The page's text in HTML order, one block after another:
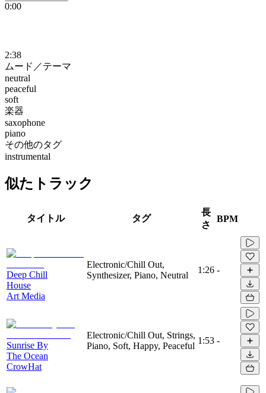
0:00
2:38
ムード／テーマ
neutral
peaceful
soft
楽器
saxophone
piano
その他のタグ
instrumental
似たトラック
タイトル タグ
長
さ
BPM
Deep Chill
House
Art Media
Electronic/Chill Out,
Synthesizer, Piano, Neutral
1:26 -
Sunrise By
The Ocean
CrowHat
Electronic/Chill Out, Strings,
Piano, Soft, Happy, Peaceful
1:53 -